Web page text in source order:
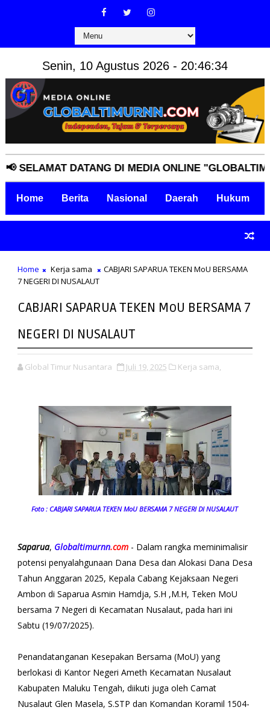
Senin, 10 Agustus 2026 - 20:46:35
DATANG DI MEDIA ONLINE
Home Berita Nasional Daerah Hukum
Home Kerja sama
CABJARI SAPARUA TEKEN MoU BERSAMA
7 NEGERI DI NUSALAUT
CABJARI SAPARUA TEKEN MoU BERSAMA 7
NEGERI DI NUSALAUT
Global Timur Nusantara Juli 19, 2025 Kerja sama,
Foto : CABJARI SAPARUA TEKEN MoU BERSAMA 7 NEGERI DI NUSALAUT
Saparua, Globaltimurnn.com- Dalam rangka meminimalisir
potensi penyalahgunaan Dana Desa dan Alokasi Dana Desa
Tahun Anggaran 2025, Kepala Cabang Kejaksaan Negeri
Ambon di Saparua Asmin Hamdja, S.H ,M.H, Teken MoU
bersama 7 Negeri di Kecamatan Nusalaut, pada hari ini
Sabtu (19/07/2025).
Penandatanganan Kesepakan Bersama (MoU) yang
berlokasi di Kantor Negeri Ameth Kecamatan Nusalaut
Kabupaten Maluku Tengah, diikuti juga oleh Camat
Nusalaut Glen Masela, S.STP dan Komandan Koramil 1504-